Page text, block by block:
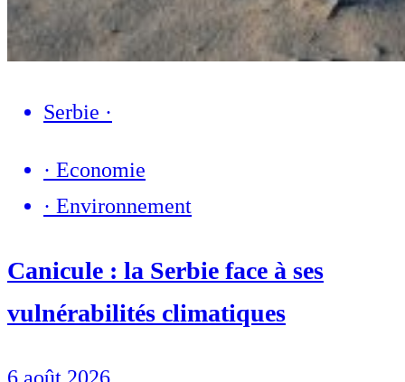
Serbie ·
· Economie
· Environnement
Canicule : la Serbie face à ses
vulnérabilités climatiques
6 août 2026